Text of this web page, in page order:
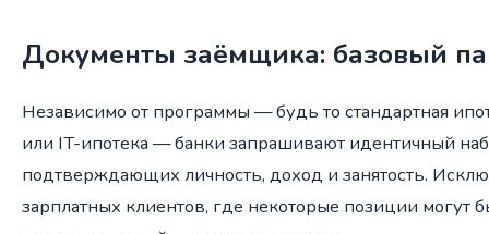
Документы заёмщика: базовый
Независимо от программы — будь то стандартная
или IT-ипотека — банки запрашивают идентичный
подтверждающих личность, доход и занятость.
зарплатных клиентов, где некоторые позиции могут